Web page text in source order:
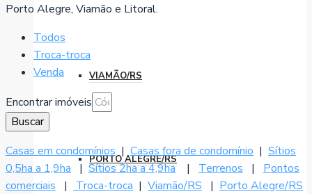
VIAMÃO/RS
PORTO ALEGRE/RS
Porto Alegre, Viamão e Litoral.
Todos
Troca-troca
Venda
Encontrar imóveis
Buscar
Casas em condomínios | Casas fora de condomínio | Sítios
0,5ha a 1,9ha | Sítios 2ha a 4,9ha| Terrenos | Pontos
comerciais | Troca-troca | Viamão/RS | Porto Alegre/RS